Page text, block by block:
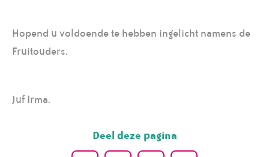
Hopend u voldoende te hebben ingelicht namens de
Fruitouders.
Juf Irma.
Deel deze pagina